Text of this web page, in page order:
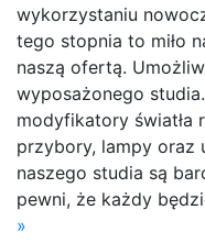
wykorzystaniu
tego stopnia to miło
naszą ofertą.
wyposażonego
modyfikatory światła
przybory, lampy oraz
naszego studia są
pewni, że każdy
»